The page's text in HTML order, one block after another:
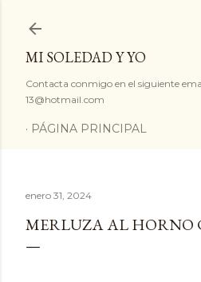
MI SOLEDAD Y YO
Contacta conmigo en el siguiente
13@hotmail.com
PÁGINA PRINCIPAL
enero 31, 2024
MERLUZA AL HORNO